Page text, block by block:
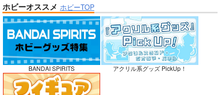
カート カート カート
No.10
完全解呪のプリースト 2
嫁候補、うちに住むらしい。 #古民
家・美少女3人・耳付き幼馴染
禁断で禁断じゃないちょっと禁断な
義兄妹ラブコメは未遂えっちから始
ホビーオススメ ホビーTOP
BANDAI SPIRITS アクリル系グッズ PickUp！